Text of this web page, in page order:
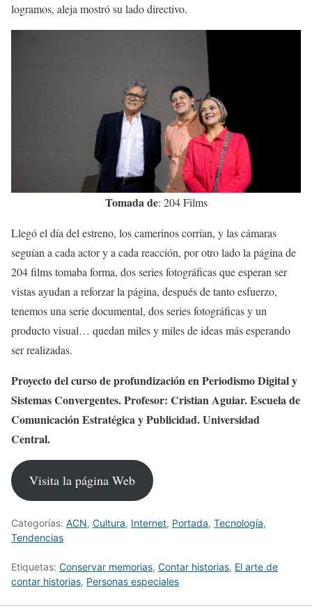
logramos, aleja mostró su lado directivo.
Tomada de: 204 Films
Llegó el día del estreno, los camerinos corrían, y las cámaras
seguían a cada actor y a cada reacción, por otro lado la página de
204 films tomaba forma, dos series fotográficas que esperan ser
vistas ayudan a reforzar la página, después de tanto esfuerzo,
tenemos una serie documental, dos series fotográficas y un
producto visual… quedan miles y miles de ideas más esperando
ser realizadas.
Proyecto del curso de profundización en Periodismo Digital y
Sistemas Convergentes. Profesor: Cristian Aguiar. Escuela de
Comunicación Estratégica y Publicidad. Universidad
Central.
Visita la página Web
Categorías: ACN, Cultura, Internet, Portada, Tecnologí­a,
Tendencias
Etiquetas: Conservar memorias, Contar historias, El arte de
contar historias, Personas especiales